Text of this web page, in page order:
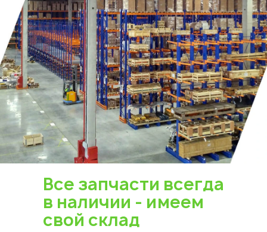
Все запчасти всегда
в наличии - имеем
свой склад